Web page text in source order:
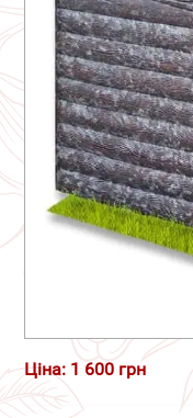
Ціна: 1 600 грн